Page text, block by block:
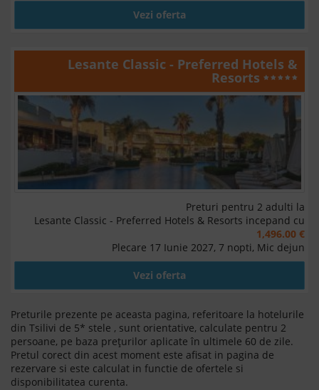
Vezi oferta
Lesante Classic - Preferred Hotels &
Resorts
Preturi pentru 2 adulti la
Lesante Classic - Preferred Hotels & Resorts incepand cu
1,496.00 €
Plecare 17 Iunie 2027, 7 nopti, Mic dejun
Vezi oferta
Preturile prezente pe aceasta pagina, referitoare la hotelurile
din Tsilivi de 5* stele , sunt orientative, calculate pentru 2
persoane, pe baza prețurilor aplicate în ultimele 60 de zile.
Pretul corect din acest moment este afisat in pagina de
rezervare si este calculat in functie de ofertele si
disponibilitatea curenta.